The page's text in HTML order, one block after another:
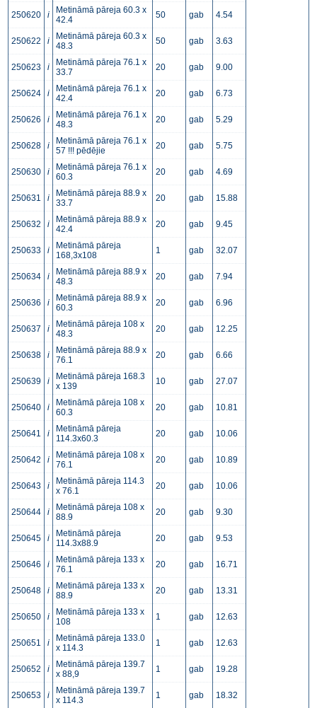
250620 i
Metināmā pāreja 60.3 x
42.4
50 gab 4.54
250622 i
Metināmā pāreja 60.3 x
48.3
50 gab 3.63
250623 i
Metināmā pāreja 76.1 x
33.7
20 gab 9.00
250624 i
Metināmā pāreja 76.1 x
42.4
20 gab 6.73
250626 i
Metināmā pāreja 76.1 x
48.3
20 gab 5.29
250628 i
Metināmā pāreja 76.1 x
57 !!! pēdējie
20 gab 5.75
250630 i
Metināmā pāreja 76.1 x
60.3
20 gab 4.69
250631 i
Metināmā pāreja 88.9 x
33.7
20 gab 15.88
250632 i
Metināmā pāreja 88.9 x
42.4
20 gab 9.45
250633 i
Metināmā pāreja
168,3x108
1 gab 32.07
250634 i
Metināmā pāreja 88.9 x
48.3
20 gab 7.94
250636 i
Metināmā pāreja 88.9 x
60.3
20 gab 6.96
250637 i
Metināmā pāreja 108 x
48.3
20 gab 12.25
250638 i
Metināmā pāreja 88.9 x
76.1
20 gab 6.66
250639 i
Metināmā pāreja 168.3
x 139
10 gab 27.07
250640 i
Metināmā pāreja 108 x
60.3
20 gab 10.81
250641 i
Metināmā pāreja
114.3x60.3
20 gab 10.06
250642 i
Metināmā pāreja 108 x
76.1
20 gab 10.89
250643 i
Metināmā pāreja 114.3
x 76.1
20 gab 10.06
250644 i
Metināmā pāreja 108 x
88.9
20 gab 9.30
250645 i
Metināmā pāreja
114.3x88.9
20 gab 9.53
250646 i
Metināmā pāreja 133 x
76.1
20 gab 16.71
250648 i
Metināmā pāreja 133 x
88.9
20 gab 13.31
250650 i
Metināmā pāreja 133 x
108
1 gab 12.63
250651 i
Metināmā pāreja 133.0
x 114.3
1 gab 12.63
250652 i
Metināmā pāreja 139.7
x 88,9
1 gab 19.28
250653 i
Metināmā pāreja 139.7
x 114.3
1 gab 18.32